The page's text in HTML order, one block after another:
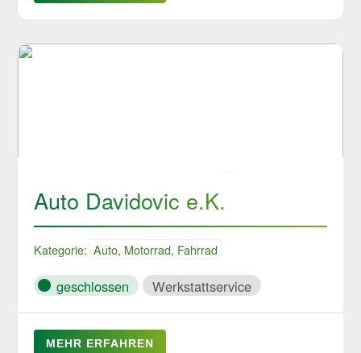
Auto Davidovic e.K.
Kategorie: Auto, Motorrad, Fahrrad
geschlossen Werkstattservice
MEHR ERFAHREN